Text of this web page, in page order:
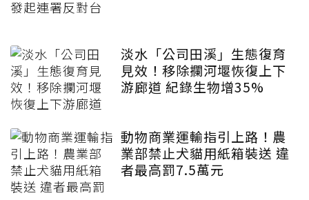
淡水「公司田溪」生態復育
見效！移除攔河堰恢復上下
游廊道 紀錄生物增35%
動物商業運輸指引上路！農
業部禁止犬貓用紙箱裝送 違
者最高罰7.5萬元